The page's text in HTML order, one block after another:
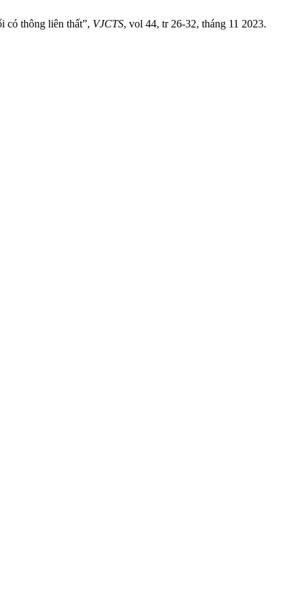
có thông liên thất”, VJCTS, vol 44, tr 26-32, tháng 11 2023.